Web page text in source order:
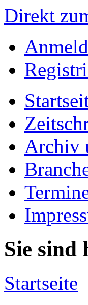
Direkt
Archiv
Sie sind
Startseite